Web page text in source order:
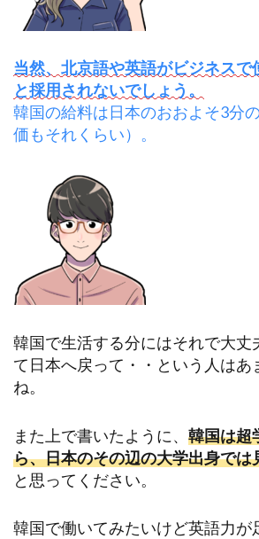
当然、北京語や英語がビジネスで
と採用されないでしょう。
韓国の給料は日本のおおよそ3分
価もそれくらい）。
韓国で生活する分にはそれで大丈
て日本へ戻って・・という人はあ
ね。
また上で書いたように、 韓国は超
ら、日本のその辺の大学出身では
と思ってください。
韓国で働いてみたいけど英語力が